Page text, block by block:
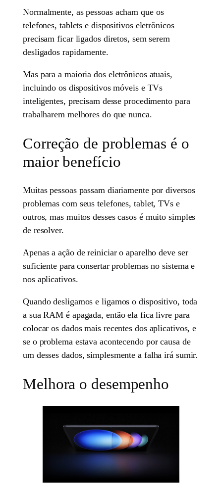
Normalmente, as pessoas acham que os
telefones, tablets e dispositivos eletrônicos
precisam ficar ligados diretos, sem serem
desligados rapidamente.
Mas para a maioria dos eletrônicos atuais,
incluindo os dispositivos móveis e TVs
inteligentes, precisam desse procedimento para
trabalharem melhores do que nunca.
Correção de problemas é o
maior benefício
Muitas pessoas passam diariamente por diversos
problemas com seus telefones, tablet, TVs e
outros, mas muitos desses casos é muito simples
de resolver.
Apenas a ação de reiniciar o aparelho deve ser
suficiente para consertar problemas no sistema e
nos aplicativos.
Quando desligamos e ligamos o dispositivo, toda
a sua RAM é apagada, então ela fica livre para
colocar os dados mais recentes dos aplicativos, e
se o problema estava acontecendo por causa de
um desses dados, simplesmente a falha irá sumir.
Melhora o desempenho